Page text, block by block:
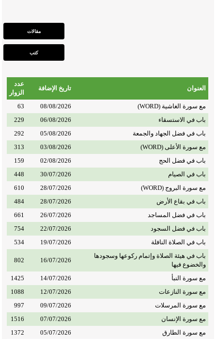
العنوان تاريخ الإضافة
عدد
الزوار
مع سورة الغاشية (WORD)
08/08/2026
63
باب في الاستسقاء
06/08/2026
229
باب في فضل الجهاد والجمعة
05/08/2026
292
مع سورة الأعلى (WORD)
03/08/2026
313
باب في فضل الحج
02/08/2026
159
باب في الصيام
30/07/2026
448
مع سورة البروج (WORD)
28/07/2026
610
باب في بقاع الأرض
28/07/2026
484
باب في فضل المساجد
26/07/2026
661
باب في فضل السجود
22/07/2026
754
باب في الصلاة النافلة
19/07/2026
534
باب في هيئة الصلاة وإتمام ركوعها وسجودها
والخضوع فيها
16/07/2026
802
مع سورة النبأ 14/07/2026
1425
مع سورة النازعات
12/07/2026
1088
مع سورة المرسلات
09/07/2026
997
مع سورة الإنسان
07/07/2026
1516
مع سورة الطارق
05/07/2026
1372